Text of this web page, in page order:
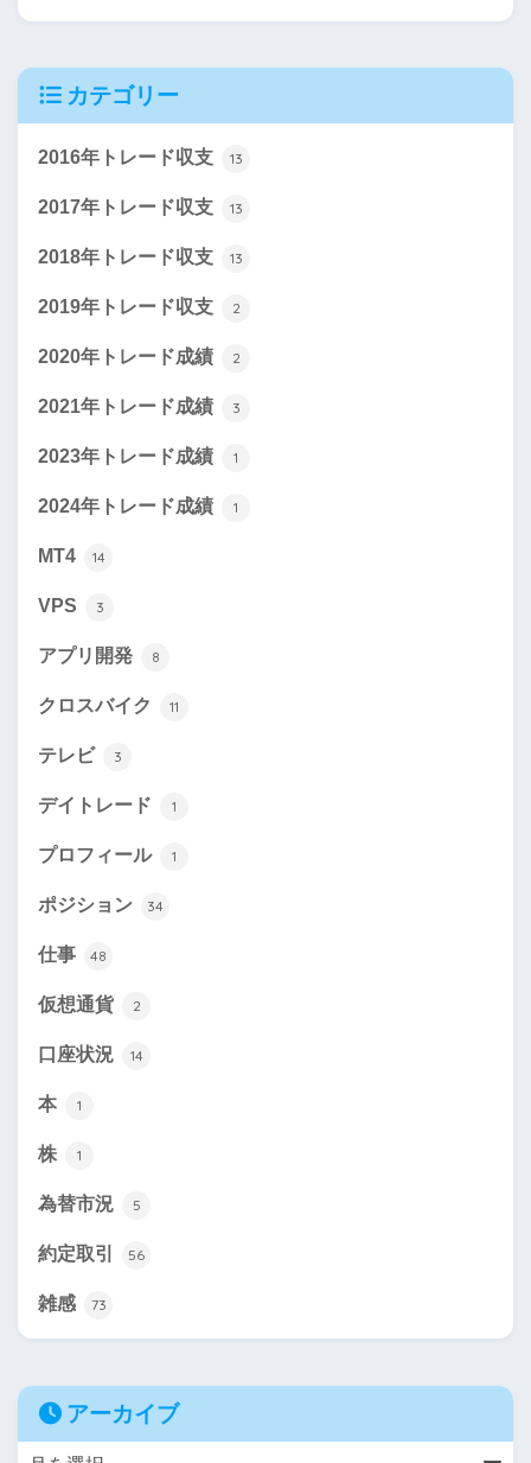
カテゴリー
2016年トレード収支 13
2017年トレード収支 13
2018年トレード収支 13
2019年トレード収支 2
2020年トレード成績 2
2021年トレード成績 3
2023年トレード成績 1
2024年トレード成績 1
MT4 14
VPS 3
アプリ開発 8
クロスバイク 11
テレビ 3
デイトレード 1
プロフィール 1
ポジション 34
仕事 48
仮想通貨 2
口座状況 14
本 1
株 1
為替市況 5
約定取引 56
雑感 73
アーカイブ